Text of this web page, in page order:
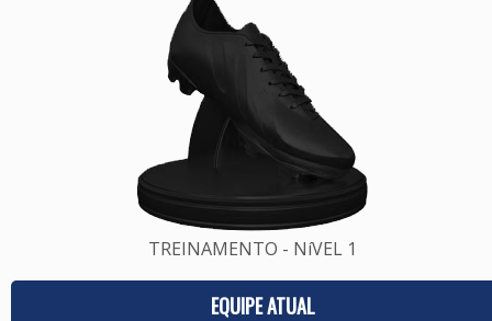
TREINAMENTO - NíVEL 1
EQUIPE ATUAL